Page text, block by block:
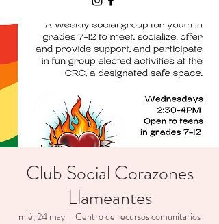
Club Social Corazones
Llameantes
mié, 24 may
  |
Centro de recursos comunitarios